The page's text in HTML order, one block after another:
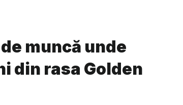
muncă unde
din rasa Golden